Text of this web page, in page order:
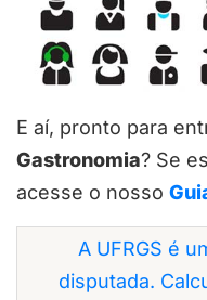
E aí, pronto para
Gastronomia? Se
acesse o nosso
A UFRGS é
disputada.